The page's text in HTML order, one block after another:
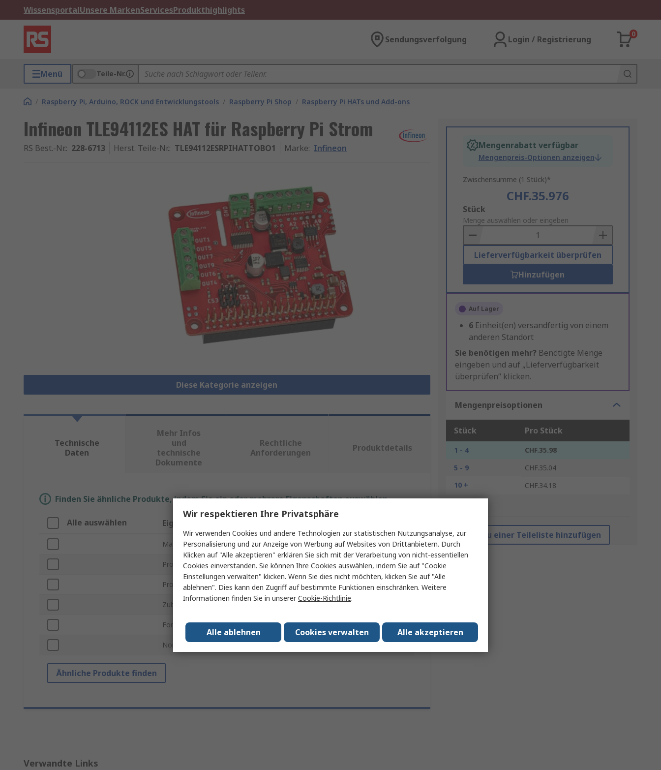
WissensportalUnsere MarkenServicesProdukthighlights
Sendungsverfolgung Login / Registrierung
0
Menü Teile-Nr.
/ Raspberry Pi, Arduino, ROCK und Entwicklungstools / Raspberry Pi Shop / Raspberry Pi HATs und Add-ons
Infineon TLE94112ES HAT für Raspberry Pi Strom
RS Best.-Nr.: 228-6713 Herst. Teile-Nr.: TLE94112ESRPIHATTOBO1 Marke: Infineon
Diese Kategorie anzeigen
Mengenrabatt verfügbar
Mengenpreis-Optionen anzeigen
Zwischensumme (1 Stück)*
CHF.35.976
Add
to
Basket
Stück
Menge auswählen oder eingeben
Lieferverfügbarkeit überprüfen
Hinzufügen
Auf Lager
6 Einheit(en) versandfertig von einem
anderen Standort
Sie benötigen mehr? Benötigte Menge
eingeben und auf „Lieferverfügbarkeit
überprüfen“ klicken.
Mengenpreisoptionen
Stück Pro Stück
1 - 4
CHF.35.98
5 - 9
CHF.35.04
10 +
CHF.34.18
Zu einer Teileliste hinzufügen
Technische
Daten
Mehr Infos
und
technische
Dokumente
Rechtliche
Anforderungen
Produktdetails
Finden Sie ähnliche Produkte, indem Sie ein oder mehrere Eigenschaften auswählen.
Alle auswählen Eigenschaft
Marke Infineon
Produktname TLE94112ES HAT für Raspberry Pi
Produkt Typ Raspberry Pi HAT
Zubehörkategorie
Formfaktor / Baugröße KAPPE
Normen/Zulassungen RoHS
Ähnliche Produkte finden
Verwandte Links
Wir respektieren Ihre Privatsphäre
Wir verwenden Cookies und andere Technologien zur statistischen Nutzungsanalyse, zur
Personalisierung und zur Anzeige von Werbung auf Websites von Drittanbietern. Durch
Klicken auf "Alle akzeptieren" erklären Sie sich mit der Verarbeitung von nicht-essentiellen
Cookies einverstanden. Sie können Ihre Cookies auswählen, indem Sie auf "Cookie
Einstellungen verwalten" klicken. Wenn Sie dies nicht möchten, klicken Sie auf "Alle
ablehnen". Dies kann den Zugriff auf bestimmte Funktionen einschränken. Weitere
Informationen finden Sie in unsererCookie-Richtlinie.
Alle akzeptieren
Cookies verwalten
Alle ablehnen